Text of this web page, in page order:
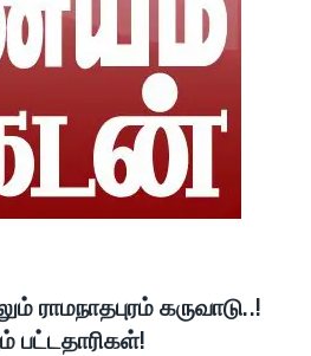
ராமநாதபுரம் கருவாடு..!